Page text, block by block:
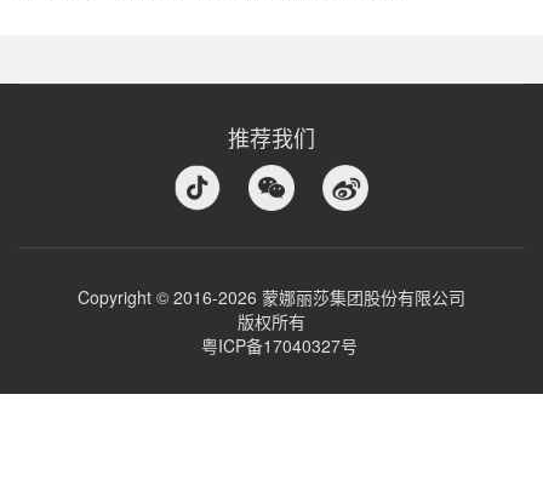
推荐我们
Copyright © 2016-2026 蒙娜丽莎集团股份有限公司
版权所有
粤ICP备17040327号